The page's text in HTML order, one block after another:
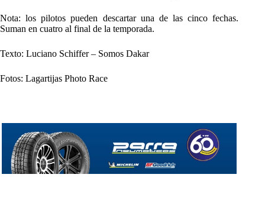
Nota: los pilotos pueden descartar una de las cinco fechas.
Suman en cuatro al final de la temporada.
Texto: Luciano Schiffer – Somos Dakar
Fotos: Lagartijas Photo Race